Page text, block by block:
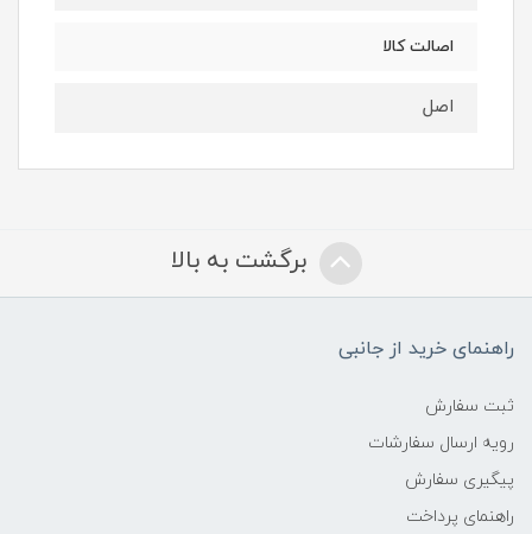
اصالت کالا
اصل
برگشت به بالا
راهنمای خرید از جانبی
ثبت سفارش
رویه ارسال سفارشات
پیگیری سفارش
راهنمای پرداخت